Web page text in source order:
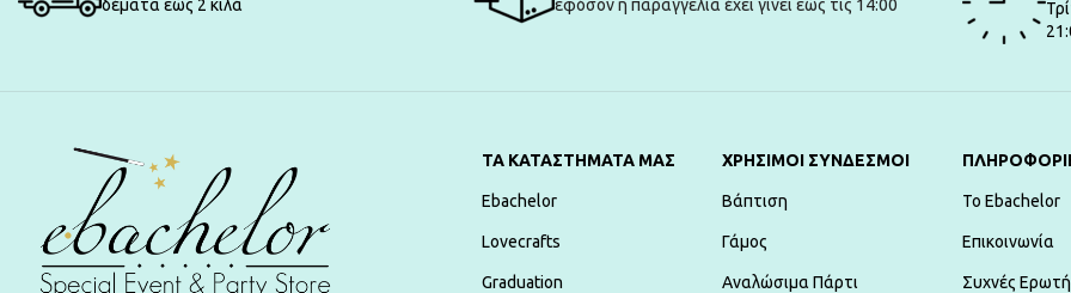
δέματα εώς 2 κιλά
εφόσον η παραγγελία έχει γίνει εώς τις 14:00
ΤΑ ΚΑΤΑΣΤΗΜΑΤΑ ΜΑΣ
Ebachelor
Lovecrafts
Graduation
ΧΡΗΣΙΜΟΙ ΣΥΝΔΕΣΜΟΙ
Βάπτιση
Γάμος
Αναλώσιμα Πάρτι
To Ebachelor
Επικοινωνία
Συχνές